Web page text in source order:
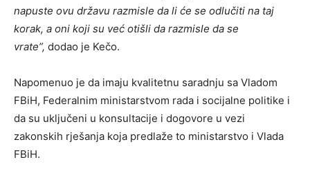
napuste ovu državu razmisle da li će se odlučiti na taj
korak, a oni koji su već otišli da razmisle da se
vrate”, dodao je Kečo.
Napomenuo je da imaju kvalitetnu saradnju sa Vladom
FBiH, Federalnim ministarstvom rada i socijalne politike i
da su uključeni u konsultacije i dogovore u vezi
zakonskih rješanja koja predlaže to ministarstvo i Vlada
FBiH.